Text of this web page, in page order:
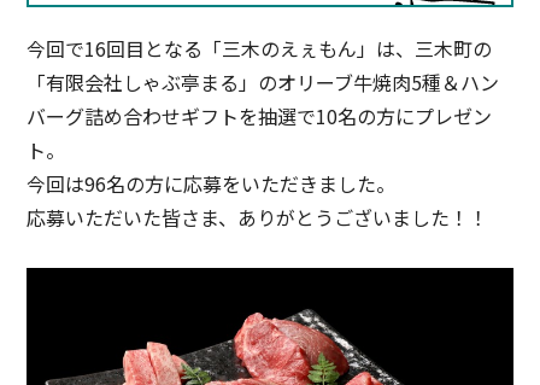
今回で16回目となる「三木のえぇもん」は、三木町の
「有限会社しゃぶ亭まる」のオリーブ牛焼肉5種＆ハン
バーグ詰め合わせギフトを抽選で10名の方にプレゼン
ト。
今回は96名の方に応募をいただきました。
応募いただいた皆さま、ありがとうございました！！